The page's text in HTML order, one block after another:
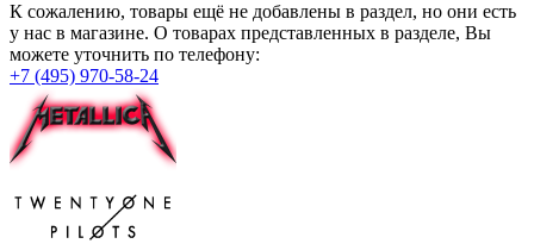
К сожалению, товары ещё не добавлены в раздел, но они есть
у нас в магазине. О товарах представленных в разделе, Вы
можете уточнить по телефону:
+7 (495) 970-58-24